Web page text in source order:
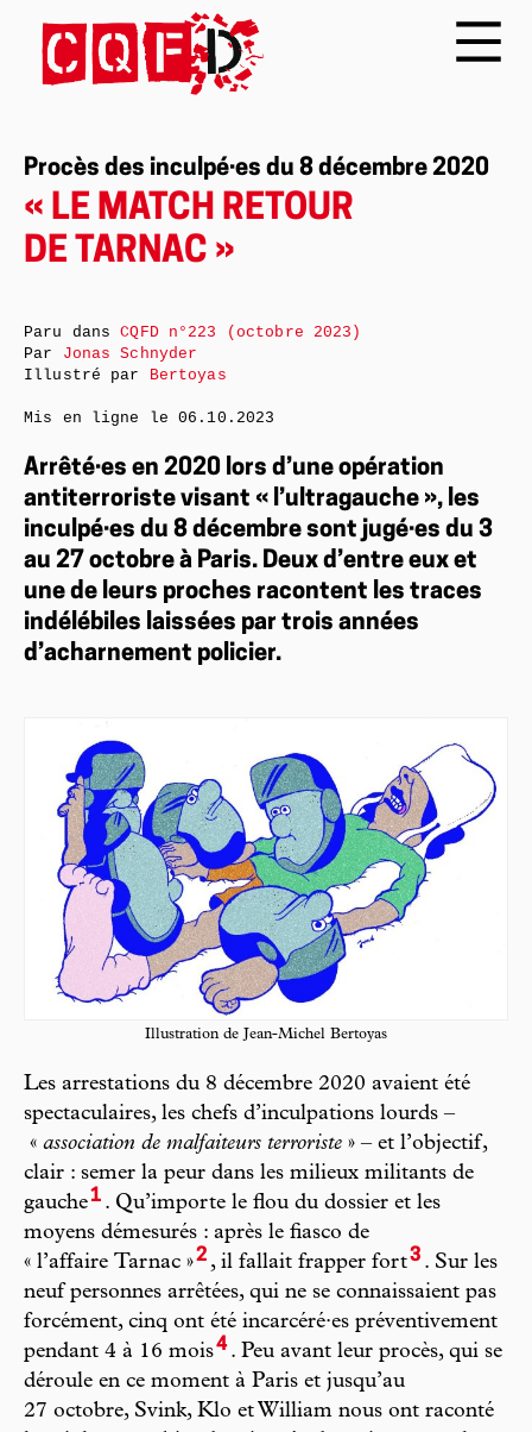
Procès des inculpé·es du 8 décembre 2020
« LE MATCH RETOUR
DE TARNAC »
Arrêté·es en 2020 lors d’une opération
antiterroriste visant « l’ultragauche », les
inculpé·es du 8 décembre sont jugé·es du 3
au 27 octobre à Paris. Deux d’entre eux et
une de leurs proches racontent les traces
indélébiles laissées par trois années
d’acharnement policier.
Illustration de Jean-Michel Bertoyas
Les arrestations du 8 décembre 2020 avaient été
spectaculaires, les chefs d’inculpations lourds –
« association de malfaiteurs terroriste » – et l’objectif,
clair : semer la peur dans les milieux militants de
gauche1 . Qu’importe le flou du dossier et les
moyens démesurés : après le fiasco de
« l’affaire Tarnac »2 , il fallait frapper fort3 . Sur les
neuf personnes arrêtées, qui ne se connaissaient pas
forcément, cinq ont été incarcéré·es préventivement
pendant 4 à 16 mois4. Peu avant leur procès, qui se
déroule en ce moment à Paris et jusqu’au
27 octobre, Svink, Klo et William nous ont raconté
Paru dansCQFD n°223 (octobre 2023)
Par Jonas Schnyder
Illustré par Bertoyas
Mis en ligne le06.10.2023